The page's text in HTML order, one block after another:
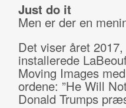
Just do it
Men er der en
Det viser året
installerede
Moving Images
ordene: ”He Will
Donald Trumps